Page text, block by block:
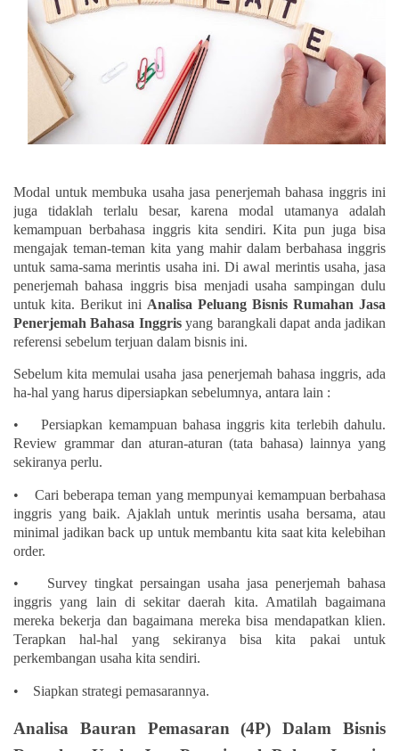
Modal untuk membuka usaha jasa penerjemah bahasa inggris ini
juga tidaklah terlalu besar, karena modal utamanya adalah
kemampuan berbahasa inggris kita sendiri. Kita pun juga bisa
mengajak teman-teman kita yang mahir dalam berbahasa inggris
untuk sama-sama merintis usaha ini. Di awal merintis usaha, jasa
penerjemah bahasa inggris bisa menjadi usaha sampingan dulu
untuk kita. Berikut ini Analisa Peluang Bisnis Rumahan Jasa
Penerjemah Bahasa Inggrisyang barangkali dapat anda jadikan
referensi sebelum terjuan dalam bisnis ini.
Sebelum kita memulai usaha jasa penerjemah bahasa inggris, ada
ha-hal yang harus dipersiapkan sebelumnya, antara lain :
• Persiapkan kemampuan bahasa inggris kita terlebih dahulu.
Review grammar dan aturan-aturan (tata bahasa) lainnya yang
sekiranya perlu.
• Cari beberapa teman yang mempunyai kemampuan berbahasa
inggris yang baik. Ajaklah untuk merintis usaha bersama, atau
minimal jadikan back up untuk membantu kita saat kita kelebihan
order.
• Survey tingkat persaingan usaha jasa penerjemah bahasa
inggris yang lain di sekitar daerah kita. Amatilah bagaimana
mereka bekerja dan bagaimana mereka bisa mendapatkan klien.
Terapkan hal-hal yang sekiranya bisa kita pakai untuk
perkembangan usaha kita sendiri.
• Siapkan strategi pemasarannya.
Analisa Bauran Pemasaran (4P) Dalam Bisnis